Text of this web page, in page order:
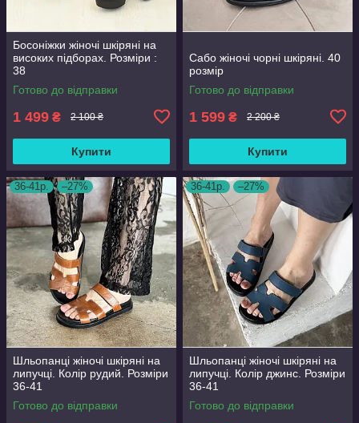
Босоніжки жіночі шкіряні на
високих підборах. Розміри :
38
Готово до відправки
1 499 ₴ 2 100 ₴
Купити
Сабо жіночі чорні шкіряні. 40
розмір
Готово до відправки
1 599 ₴ 2 200 ₴
Купити
36-41р. –27%
Шльопанці жіночі шкіряні на
липучці. Колір рудий. Розміри
36-41
Готово до відправки
36-41р. –27%
Шльопанці жіночі шкіряні на
липучці. Колір джинс. Розміри
36-41
Готово до відправки